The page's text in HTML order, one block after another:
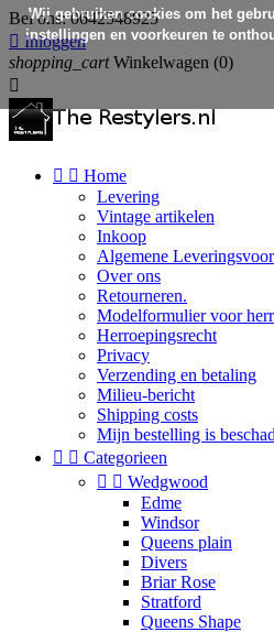
Bel ons:0642548925
 Inloggen
shopping_cart Winkelwagen (0)

  Home
Levering
Vintage artikelen
Inkoop
Algemene
Over ons
Retourneren.
Modelformulier voor
Herroepingsrecht
Privacy
Verzending en betaling
Milieu-bericht
Shipping costs
Mijn bestelling is
  Categorieen
  Wedgwood
Edme
Windsor
Queens plain
Divers
Briar Rose
Stratford
Queens Shape
Wij gebruiken cookies om het
instellingen en voorkeuren te